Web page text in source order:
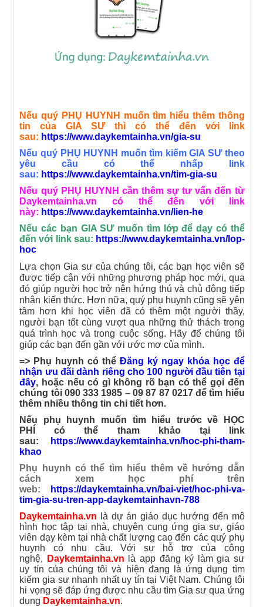
Nếu quý PHỤ HUYNH muốn tìm hiểu thêm thông
tin của GIA SƯ thì có thể đến với link
sau: https://www.daykemtainha.vn/gia-su
Nếu quý PHỤ HUYNH muốn tìm kiếm GIA SƯ theo
yêu cầu có thể nhấp link
sau: https://www.daykemtainha.vn/tim-gia-su
Nếu quý PHỤ HUYNH cần thêm sự tư vấn đến từ
Daykemtainha.vn có thể đến với link
này: https://www.daykemtainha.vn/lien-he
Nếu các bạn GIA SƯ muốn tìm lớp để dạy có thể
đến với link sau: https://www.daykemtainha.vn/lop-
hoc
Lựa chọn Gia sư của chúng tôi, các bạn học viên sẽ
được tiếp cận với những phương pháp học mới, qua
đó giúp người học trở nên hứng thú và chủ động tiếp
nhận kiến thức. Hơn nữa, quý phụ huynh cũng sẽ yên
tâm hơn khi học viên đã có thêm một người thầy,
người bạn tốt cùng vượt qua những thử thách trong
quá trình học và trong cuộc sống. Hãy để chúng tôi
giúp các bạn đến gần với ước mơ của mình.
=> Phụ huynh có thể Đăng ký ngay khóa học để
nhận ưu đãi dành riêng cho 100 người đầu tiên tại
đây, hoặc nếu có gì không rõ bạn có thể gọi đến
chúng tôi 090 333 1985 – 09 87 87 0217 để tìm hiểu
thêm nhiều thông tin chi tiết hơn.
Nếu phụ huynh muốn tìm hiểu trước về HỌC
PHÍ có thể tham khảo tại link
sau:
https://www.daykemtainha.vn/hoc-phi-tham-
khao
Phụ huynh có thể tìm hiểu thêm về hướng dẫn
cách xem học phí trên
web:
https://daykemtainha.vn/bai-viet/hoc-phi-va-
tim-gia-su-tren-app-daykemtainhavn-788
Daykemtainha.vn
là dự án giáo dục hướng đến mô
hình học tập tại nhà, chuyên cung ứng gia sư, giáo
viên dạy kèm tại nhà chất lượng cao đến các quý phụ
huynh có nhu cầu. Với sự hỗ trợ của công
nghệ,
Daykemtainha.vn là app đăng ký làm gia sư
uy tín của chúng tôi và hiện đang là ứng dụng tìm
kiếm gia sư nhanh nhất uy tín tại Việt Nam. Chúng tôi
hi vọng sẽ đáp ứng được nhu cầu tìm Gia sư qua ứng
dụng Daykemtainha.vn.